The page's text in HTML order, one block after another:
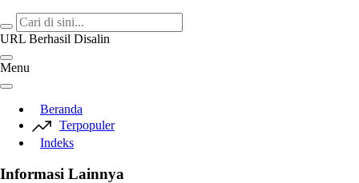
URL Berhasil Disalin
Menu
Beranda
Terpopuler
Indeks
Informasi Lainnya